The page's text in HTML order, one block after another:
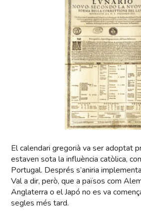
El calendari gregorià va ser adoptat
estaven sota la influència catòlica,
Portugal. Després s’aniria
Val a dir, però, que a països com
Anglaterra o el Japó no es va
segles més tard.